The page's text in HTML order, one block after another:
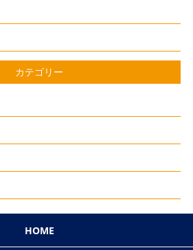
カテゴリー
HOME